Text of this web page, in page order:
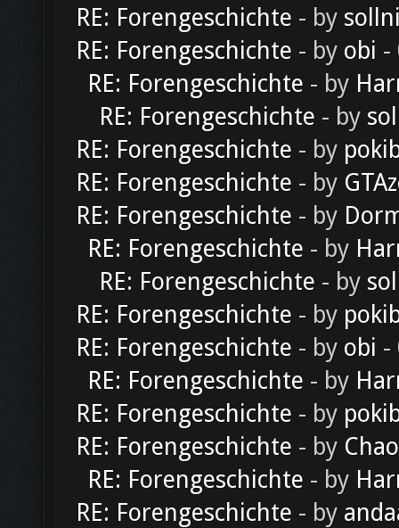
RE: Forengeschichte - by
RE: Forengeschichte - by obi -
RE: Forengeschichte - by
RE: Forengeschichte - by
RE: Forengeschichte - by
RE: Forengeschichte - by
RE: Forengeschichte - by
RE: Forengeschichte - by
RE: Forengeschichte - by
RE: Forengeschichte - by
RE: Forengeschichte - by obi -
RE: Forengeschichte - by
RE: Forengeschichte - by
RE: Forengeschichte - by
RE: Forengeschichte - by
RE: Forengeschichte - by